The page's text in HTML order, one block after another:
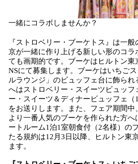
一緒にコラボしませんか？
『ストロベリー・ブーケトス』は一
京が一緒に作り上げる新しい形のコラ
ても画期的です。ブーケはヒルトン東
NSにて募集します。ブーケはいちご
ルラウンジ」のビュッフェ台に飾ら
へはストロベリー・スイーツビュッフ
ー・スイーツ＆ディナービュッフェ（
をお送りします。また、フェア期間中
より一番人気のブーケを作られた方へ
ートルーム1泊1室朝食付（2名様）の
たる規約は12月3日以降、ヒルトン東
ます。